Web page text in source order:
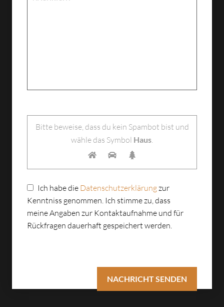
Bitte lasse dieses Feld leer.
Bitte beweise, dass du kein Spambot bist und
wähle das Symbol Haus.
Ich habe die Datenschutzerklärungzur
Kenntniss genommen. Ich stimme zu, dass
meine Angaben zur Kontaktaufnahme und für
Rückfragen dauerhaft gespeichert werden.